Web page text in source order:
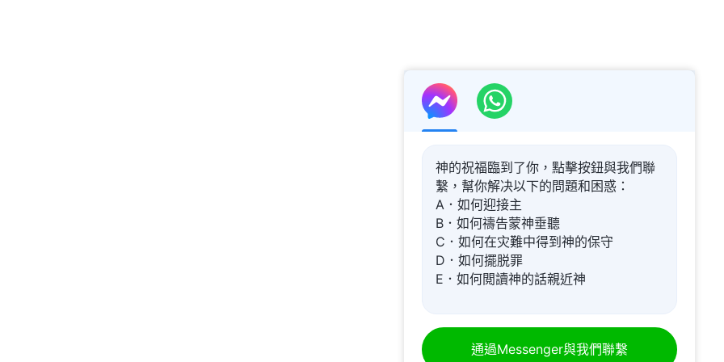
神的祝福臨到了你，點擊按鈕與我們聯
繫，幫你解决以下的問題和困惑：
A．如何迎接主
B．如何禱告蒙神垂聽
C．如何在灾難中得到神的保守
D．如何擺脱罪
E．如何閲讀神的話親近神
通過Messenger與我們聯繫